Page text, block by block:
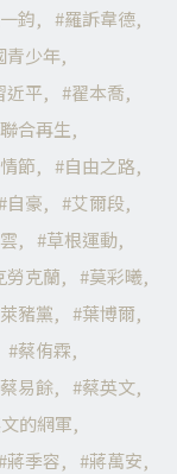
鈞
羅訴韋德
青少年
近平
翟本喬
聯合再生
節
自由之路
自豪
艾爾段
草根運動
克蘭
莫彩曦
萊豬黨
葉博爾
蔡侑霖
蔡易餘
蔡英文
的網軍
蔣季容
蔣萬安